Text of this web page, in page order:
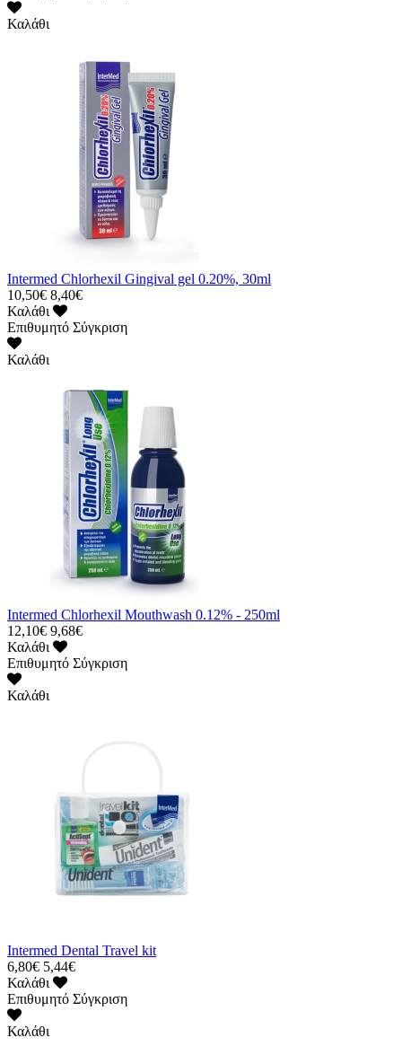
Καλάθι
Intermed Chlorhexil Gingival gel 0.20%, 30ml
10,50€ 8,40€
Καλάθι
Επιθυμητό Σύγκριση
Καλάθι
Intermed Chlorhexil Mouthwash 0.12% - 250ml
12,10€ 9,68€
Καλάθι
Επιθυμητό Σύγκριση
Καλάθι
Intermed Dental Travel kit
6,80€ 5,44€
Καλάθι
Επιθυμητό Σύγκριση
Καλάθι